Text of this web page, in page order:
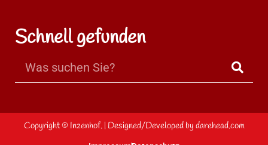
Schnell gefunden
Copyright © Inzenhof.| Designed/Developed by darehead.com